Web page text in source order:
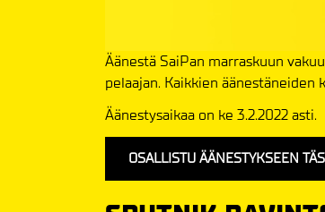
Äänestä SaiPan marraskuun
pelaajan. Kaikkien
Äänestysaikaa on ke 3.2.2022 asti.
OSALLISTU ÄÄNESTYKSEEN